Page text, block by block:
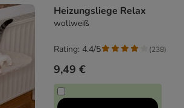
Heizungsliege Relax
wollweiß
9,49 €
Rating: 4.4/5 (238)